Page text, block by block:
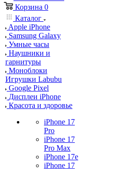
Корзина 0
Каталог
Apple iPhone
Samsung Galaxy
Умные часы
Наушники и
гарнитуры
Моноблоки
Игрушки Labubu
Google Pixel
Дисплеи iPhone
Красота и здоровье
iPhone 17
Pro
iPhone 17
Pro Max
iPhone 17e
iPhone 17